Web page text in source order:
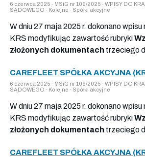
6 czerwca 2025 - MSiG nr 109/2025 - WPISY DO
SĄDOWEGO - Kolejne - Spółki akcyjne
W dniu 27 maja 2025 r. dokonano
KRS modyfikując zawartość rubryki
złożonych dokumentach trzeciego
CAREFLEET SPÓŁKA AKCYJNA
6 czerwca 2025 - MSiG nr 109/2025 - WPISY DO
SĄDOWEGO - Kolejne - Spółki akcyjne
W dniu 27 maja 2025 r. dokonano wpisu
KRS modyfikując zawartość rubryki
złożonych dokumentach trzeciego
CAREFLEET SPÓŁKA AKCYJNA